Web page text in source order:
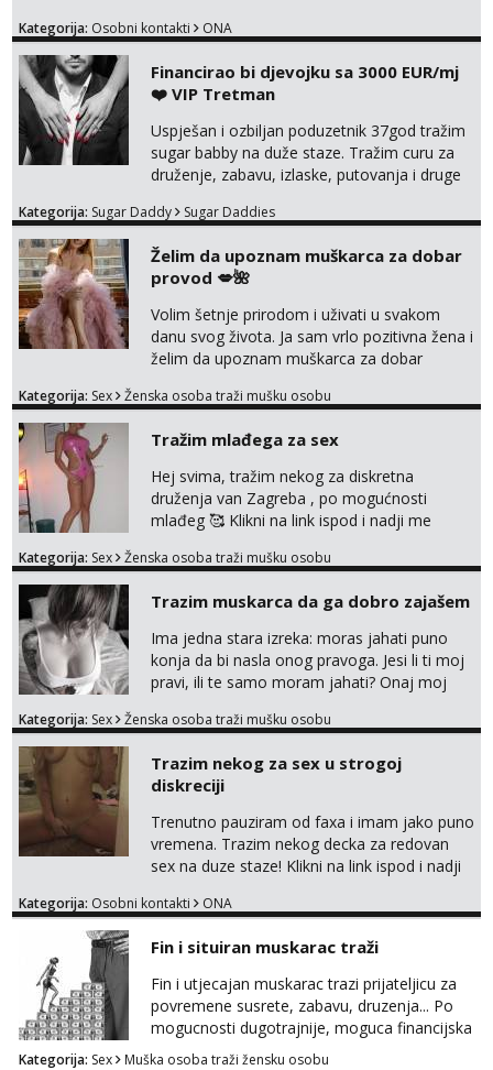
Kategorija: Osobni kontakti ONA
Financirao bi djevojku sa 3000 EUR/mj
❤️ VIP Tretman
Uspješan i ozbiljan poduzetnik 37god tražim
sugar babby na duže staze. Tražim curu za
druženje, zabavu, izlaske, putovanja i druge
otvorena, komunikativna, zgodna i atraktivna
markodalic37@gmail.com
Kategorija: Sugar Daddy Sugar Daddies
Želim da upoznam muškarca za dobar
provod 💋🌺
Volim šetnje prirodom i uživati u svakom
danu svog života. Ja sam vrlo pozitivna žena i
želim da upoznam muškarca za dobar
na link ispod i nadji me tamo, cekam te!
Kategorija: Sex Ženska osoba traži mušku osobu
Tražim mlađega za sex
Hej svima, tražim nekog za diskretna
druženja van Zagreba , po mogućnosti
mlađeg 🥰 Klikni na link ispod i nadji me
Kategorija: Sex Ženska osoba traži mušku osobu
Trazim muskarca da ga dobro zajašem
Ima jedna stara izreka: moras jahati puno
konja da bi nasla onog pravoga. Jesi li ti moj
pravi, ili te samo moram jahati? Onaj moj
na sexdater link i javi mi se tamo....
Kategorija: Sex Ženska osoba traži mušku osobu
Trazim nekog za sex u strogoj
diskreciji
Trenutno pauziram od faxa i imam jako puno
vremena. Trazim nekog decka za redovan
sex na duze staze! Klikni na link ispod i nadji
Kategorija: Osobni kontakti ONA
Fin i situiran muskarac traži
Fin i utjecajan muskarac trazi prijateljicu za
povremene susrete, zabavu, druzenja... Po
mogucnosti dugotrajnije, moguca financijska
potpora!
Kategorija: Sex Muška osoba traži žensku osobu